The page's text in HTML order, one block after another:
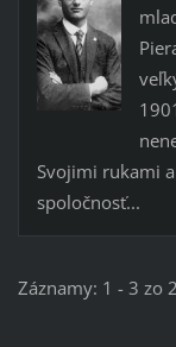
Svojimi rukami
spoločnosť...
Záznamy: 1 - 3 zo